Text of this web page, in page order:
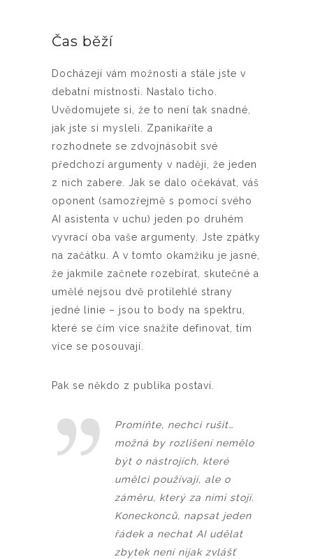
Čas běží
Docházejí vám možnosti a stále jste v
debatní místnosti. Nastalo ticho.
Uvědomujete si, že to není tak snadné,
jak jste si mysleli. Zpanikaříte a
rozhodnete se zdvojnásobit své
předchozí argumenty v naději, že jeden
z nich zabere. Jak se dalo očekávat, váš
oponent (samozřejmě s pomocí svého
AI asistenta v uchu) jeden po druhém
vyvrací oba vaše argumenty. Jste zpátky
na začátku. A v tomto okamžiku je jasné,
že jakmile začnete rozebírat, skutečné a
umělé nejsou dvě protilehlé strany
jedné linie – jsou to body na spektru,
které se čím více snažíte definovat, tím
více se posouvají.
Pak se někdo z publika postaví.
Promiňte, nechci rušit…
možná by rozlišení nemělo
být o nástrojích, které
umělci používají, ale o
záměru, který za nimi stojí.
Koneckonců, napsat jeden
řádek a nechat AI udělat
zbytek není nijak zvlášť